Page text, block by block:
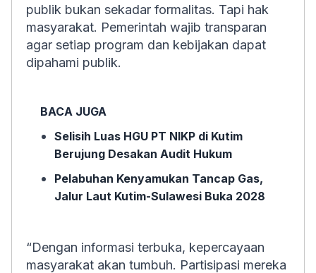
publik bukan sekadar formalitas. Tapi hak
masyarakat. Pemerintah wajib transparan
agar setiap program dan kebijakan dapat
dipahami publik.
BACA JUGA
Selisih Luas HGU PT NIKP di Kutim
Berujung Desakan Audit Hukum
Pelabuhan Kenyamukan Tancap Gas,
Jalur Laut Kutim-Sulawesi Buka 2028
“Dengan informasi terbuka, kepercayaan
masyarakat akan tumbuh. Partisipasi mereka